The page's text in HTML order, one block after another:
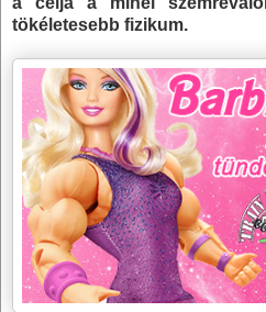
tökéletesebb fizikum.